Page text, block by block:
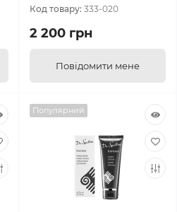
Код товару: 333-020
2 200 грн
Повідомити мене
Популярний